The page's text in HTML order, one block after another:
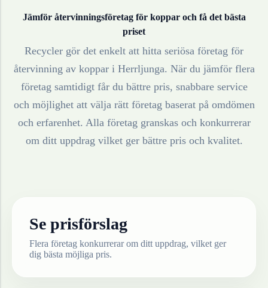
Jämför återvinningsföretag för kopparoch få det bästa
priset
Recycler gör det enkelt att hitta seriösa företag för
återvinning av koppari Herrljunga. När du jämför flera
företag samtidigt får du bättre pris, snabbare service
och möjlighet att välja rätt företag baserat på omdömen
och erfarenhet. Alla företag granskas och konkurrerar
om ditt uppdrag vilket ger bättre pris och kvalitet.
Se prisförslag
Flera företag konkurrerar om ditt uppdrag, vilket ger
dig bästa möjliga pris.